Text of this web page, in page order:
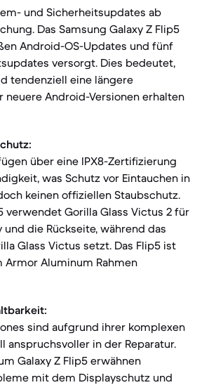
und Sicherheitsupdates ab
Das Samsung Galaxy Z Flip5
Android-OS-Updates und fünf
versorgt. Dies bedeutet,
tendenziell eine längere
Android-Versionen erhalten
über eine IPX8-Zertifizierung
was Schutz vor Eintauchen in
keinen offiziellen Staubschutz.
verwendet Gorilla Glass Victus 2 für
die Rückseite, während das
Glass Victus setzt. Das Flip5 ist
Aluminum Rahmen
sind aufgrund ihrer komplexen
anspruchsvoller in der Reparatur.
Galaxy Z Flip5 erwähnen
mit dem Displayschutz und